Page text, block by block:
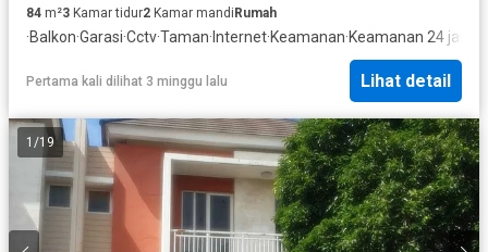
84 m²3 Kamar tidur2 Kamar mandiRumah
·Balkon·Garasi·Cctv·Taman· Internet·Keamanan·Keamanan 24 jam
Pertama kali dilihat 3 minggu lalu Lihat detail
1 /19